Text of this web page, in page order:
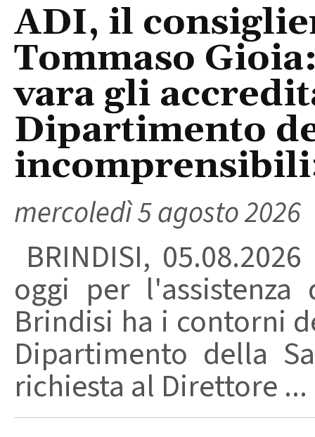
ADI, il
Tommaso
vara gli
Dipartimento
mercoledì 5 agosto 2026
BRINDISI,
oggi per
Brindisi ha i contorni
Dipartimento della
richiesta al Direttore ...